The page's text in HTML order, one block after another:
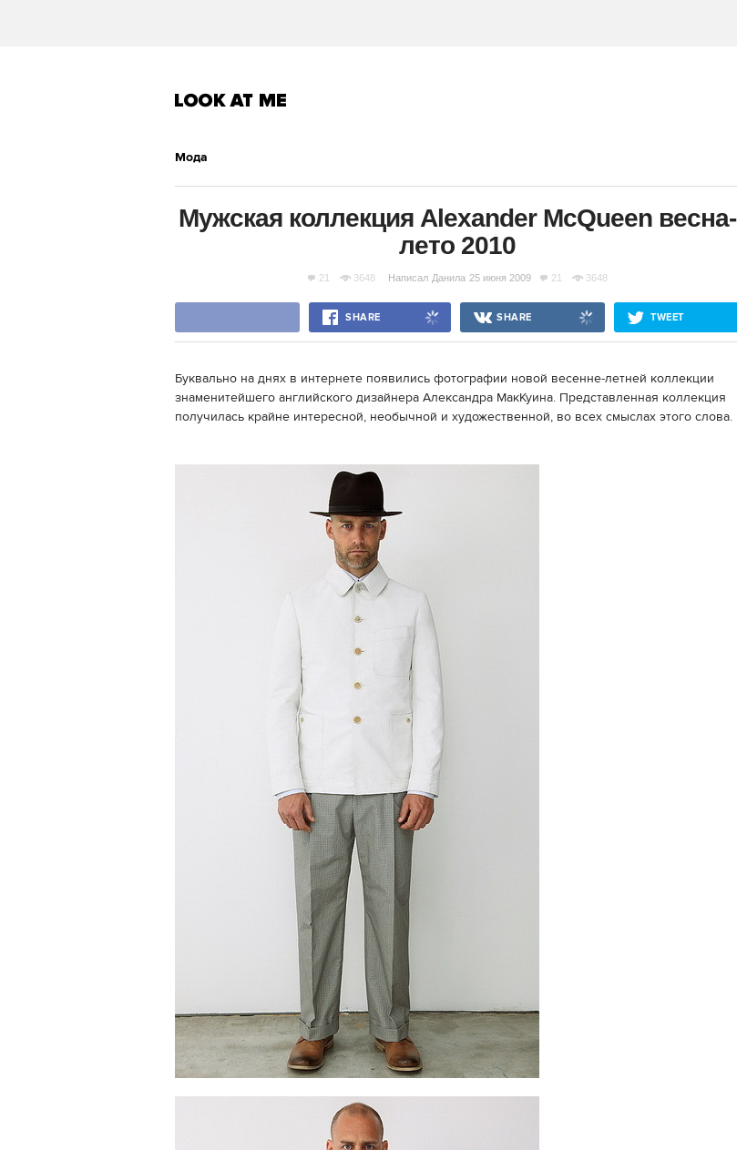
Мода
Мужская коллекция Alexander McQueen весна-
лето 2010
21 3648 Написал Данила 25 июня 2009 21 3648
SHARE SHARE TWEET
Буквально на днях в интернете появились фотографии новой весенне-летней коллекции
знаменитейшего английского дизайнера Александра МакКуина. Представленная коллекция
получилась крайне интересной, необычной и художественной, во всех смыслах этого слова.